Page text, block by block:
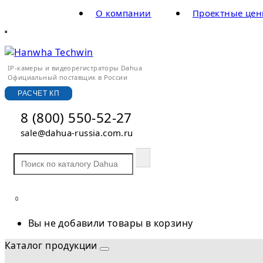
Проектные
О компании
IP-камеры и видеорегистраторы Dahua
Официальный поставщик в России
РАСЧЕТ КП
8 (800) 550-52-27
sale@dahua-russia.com.ru
0
Вы не добавили товары в корзину
Каталог продукции